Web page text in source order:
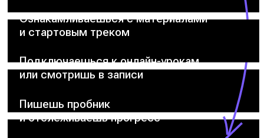
Ознакамливаешься с материалами
и стартовым треком
Подключаешься к онлайн-урокам
или смотришь в записи
Пишешь пробник
и отслеживаешь прогресс